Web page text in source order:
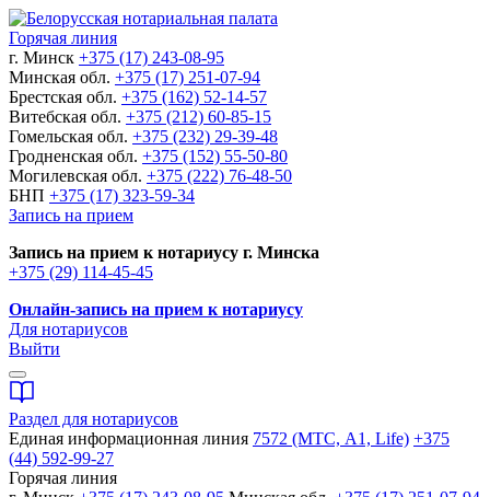
Горячая линия
г. Минск +375 (17) 243-08-95
Минская обл. +375 (17) 251-07-94
Брестская обл. +375 (162) 52-14-57
Витебская обл. +375 (212) 60-85-15
Гомельская обл. +375 (232) 29-39-48
Гродненская обл. +375 (152) 55-50-80
Могилевская обл. +375 (222) 76-48-50
БНП +375 (17) 323-59-34
Запись на прием
Запись на прием к нотариусу г. Минска
+375 (29) 114-45-45
Онлайн-запись на прием к нотариусу
Для нотариусов
Выйти
Раздел для нотариусов
Единая информационная линия 7572 (МТС, A1, Life) +375
(44) 592-99-27
Горячая линия